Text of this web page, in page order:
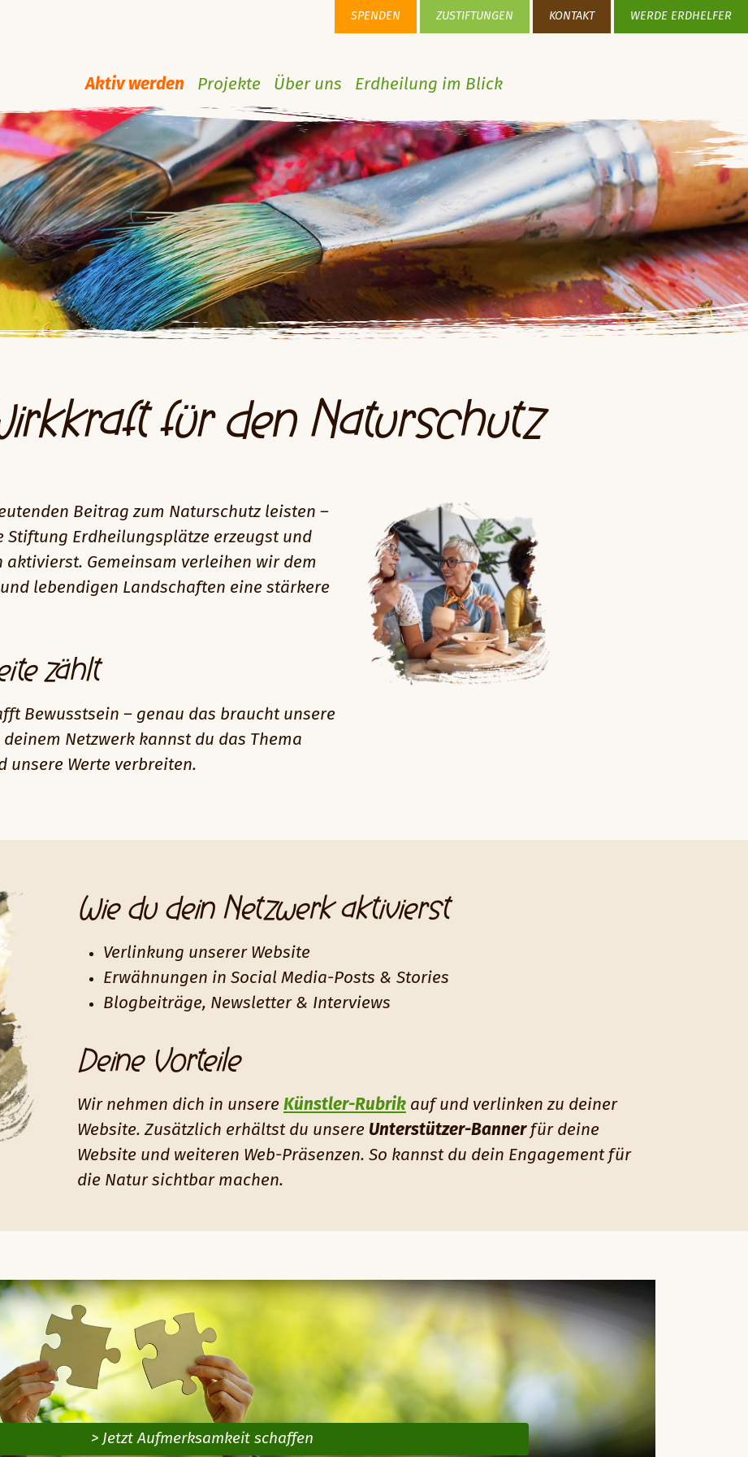
Aktiv werden Projekte Über uns Erdheilung im Blick
SPENDEN ZUSTIFTUNGEN KONTAKT WERDE ERDHELFER
für den Naturschutz
Beitrag zum Naturschutz leisten –
Erdheilungsplätze erzeugst und
aktivierst. Gemeinsam verleihen wir dem
lebendigen Landschaften eine stärkere
zählt
Bewusstsein – genau das braucht unsere
Netzwerk kannst du das Thema
unsere Werte verbreiten.
Wie du dein Netzwerk aktivierst
Verlinkung unserer Website
Erwähnungen in Social Media-Posts & Stories
Blogbeiträge, Newsletter & Interviews
Deine Vorteile
Wir nehmen dich in unsere Künstler-Rubrik auf und verlinken zu deiner
Website. Zusätzlich erhältst du unsere Unterstützer-Bannerfür deine
Website und weiteren Web-Präsenzen. So kannst du dein Engagement für
die Natur sichtbar machen.
> Jetzt Aufmerksamkeit schaffen